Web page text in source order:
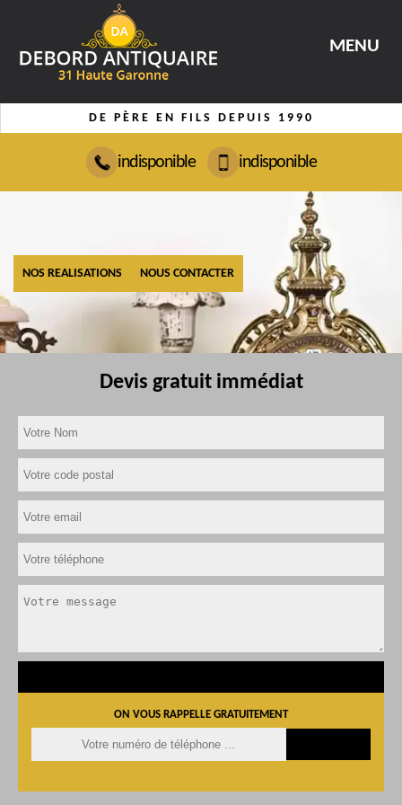
MENU
DE PÈRE EN FILS DEPUIS 1990
indisponible indisponible
NOS REALISATIONS NOUS CONTACTER
Devis gratuit immédiat
ON VOUS RAPPELLE GRATUITEMENT